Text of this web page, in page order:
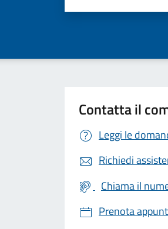
Contatta il
Leggi le
Richiedi
Chiama il
Prenota